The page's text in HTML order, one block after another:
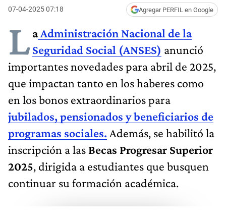
07-04-2025 07:18 Agregar PERFIL en Google
LaAdministración Nacional de la
Seguridad Social (ANSES) anunció
importantes novedades para abril de 2025,
que impactan tanto en los haberes como
en los bonos extraordinarios para
jubilados, pensionados y beneficiarios de
programas sociales. Además, se habilitó la
inscripción a las Becas Progresar Superior
2025, dirigida a estudiantes que busquen
continuar su formación académica.